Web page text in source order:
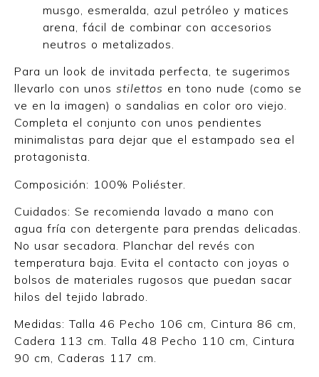
musgo, esmeralda, azul petróleo y matices
arena, fácil de combinar con accesorios
neutros o metalizados.
Para un look de invitada perfecta, te sugerimos
llevarlo con unos stilettos en tono nude (como se
ve en la imagen) o sandalias en color oro viejo.
Completa el conjunto con unos pendientes
minimalistas para dejar que el estampado sea el
protagonista.
Composición: 100% Poliéster.
Cuidados: Se recomienda lavado a mano con
agua fría con detergente para prendas delicadas.
No usar secadora. Planchar del revés con
temperatura baja. Evita el contacto con joyas o
bolsos de materiales rugosos que puedan sacar
hilos del tejido labrado.
Medidas: Talla 46 Pecho 106 cm, Cintura 86 cm,
Cadera 113 cm. Talla 48 Pecho 110 cm, Cintura
90 cm, Caderas 117 cm.